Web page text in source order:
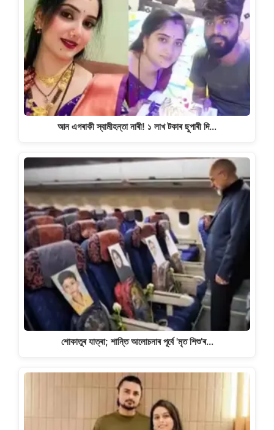
আন এগৰাকী স্বামীহন্তা নাৰী! ১ লাখ টকাৰ ছুপাৰী দি…
শোকাতুৰ যাত্ৰা; শান্তি আলোচনাৰ পূৰ্বে 'মৃত শিশু’ৰ…